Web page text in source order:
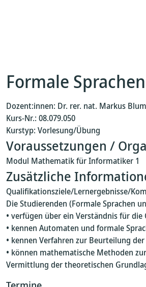
Formale
Dozent:innen: Dr. rer. nat. Markus
Kurs-Nr.: 08.079.050
Kurstyp: Vorlesung/Übung
Voraussetzungen /
Modul Mathematik für Informatiker 1
Zusätzliche
Qualifikationsziele/Lernergebnisse/
Die Studierenden (Formale Sprachen
• verfügen über ein Verständnis für
• kennen Automaten und formale
• kennen Verfahren zur Beurteilung
• können mathematische Methoden
Vermittlung der theoretischen